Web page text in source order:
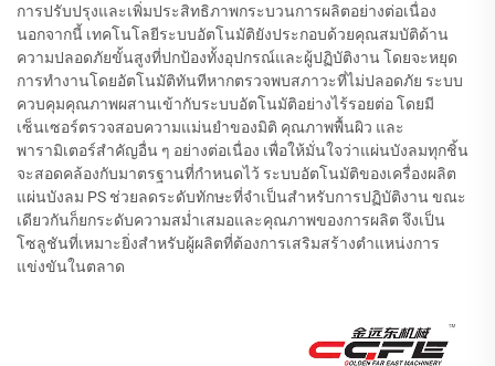
การปรับปรุงและเพิ่มประสิทธิภาพกระบวนการผลิตอย่างต่อเนื่อง
นอกจากนี้ เทคโนโลยีระบบอัตโนมัติยังประกอบด้วยคุณสมบัติด้าน
ความปลอดภัยขั้นสูงที่ปกป้องทั้งอุปกรณ์และผู้ปฏิบัติงาน โดยจะหยุด
การทำงานโดยอัตโนมัติทันทีหากตรวจพบสภาวะที่ไม่ปลอดภัย ระบบ
ควบคุมคุณภาพผสานเข้ากับระบบอัตโนมัติอย่างไร้รอยต่อ โดยมี
เซ็นเซอร์ตรวจสอบความแม่นยำของมิติ คุณภาพพื้นผิว และ
พารามิเตอร์สำคัญอื่น ๆ อย่างต่อเนื่อง เพื่อให้มั่นใจว่าแผ่นบังลมทุกชิ้น
จะสอดคล้องกับมาตรฐานที่กำหนดไว้ ระบบอัตโนมัติของเครื่องผลิต
แผ่นบังลม PS ช่วยลดระดับทักษะที่จำเป็นสำหรับการปฏิบัติงาน ขณะ
เดียวกันก็ยกระดับความสม่ำเสมอและคุณภาพของการผลิต จึงเป็น
โซลูชันที่เหมาะยิ่งสำหรับผู้ผลิตที่ต้องการเสริมสร้างตำแหน่งการ
แข่งขันในตลาด